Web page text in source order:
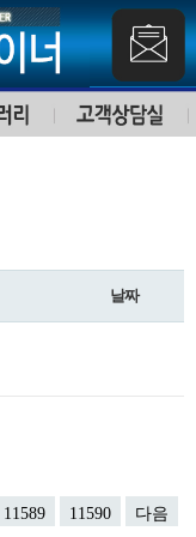
날짜
11589 11590
다음